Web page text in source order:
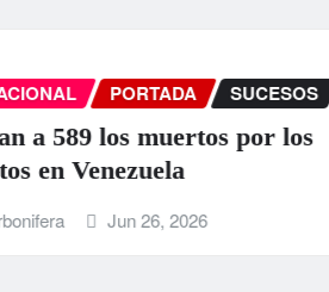
INTERNACIONAL
EEUU anuncia
para Venezuela
La Carbonifera